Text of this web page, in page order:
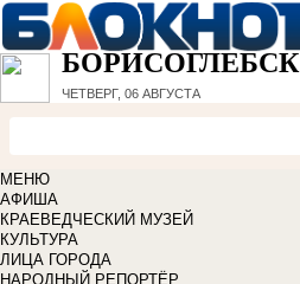
БОРИСОГЛЕБСК
ЧЕТВЕРГ, 06 АВГУСТА
МЕНЮ
АФИША
КРАЕВЕДЧЕСКИЙ МУЗЕЙ
КУЛЬТУРА
ЛИЦА ГОРОДА
НАРОДНЫЙ РЕПОРТЁР